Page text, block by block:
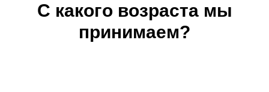
С какого возраста мы
принимаем?